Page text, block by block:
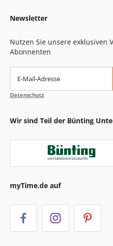
Newsletter
Nutzen Sie unsere exklusiven
Abonnenten
E-Mail-Adresse
Datenschutz
Wir sind Teil der Bünting
myTime.de auf